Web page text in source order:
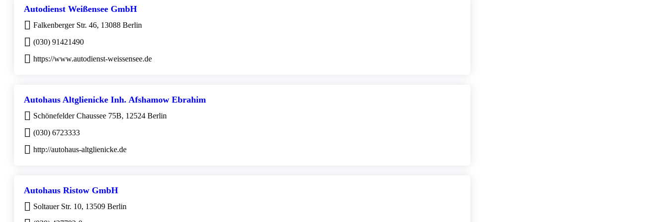
Autodienst Weißensee GmbH
Falkenberger Str. 46, 13088 Berlin
(030) 91421490
https://www.autodienst-weissensee.de
Autohaus Altglienicke Inh. Afshamow Ebrahim
Schönefelder Chaussee 75B, 12524 Berlin
(030) 6723333
http://autohaus-altglienicke.de
Autohaus Ristow GmbH
Soltauer Str. 10, 13509 Berlin